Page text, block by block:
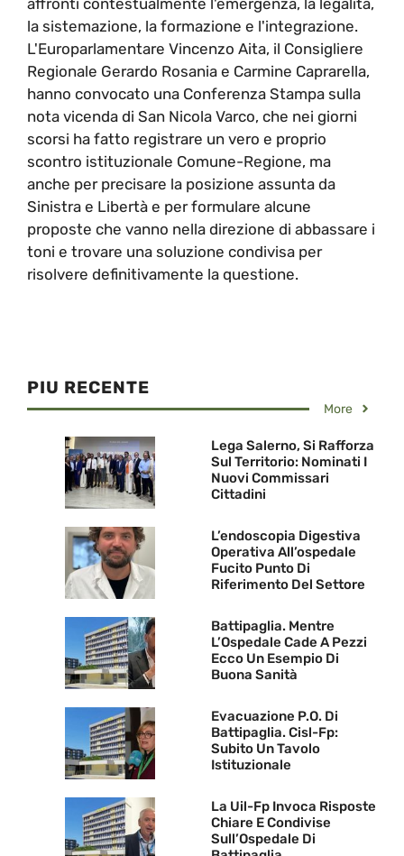
la sistemazione, la formazione e l'integrazione.
L'Europarlamentare Vincenzo Aita, il Consigliere
Regionale Gerardo Rosania e Carmine Caprarella,
hanno convocato una Conferenza Stampa sulla
nota vicenda di San Nicola Varco, che nei giorni
scorsi ha fatto registrare un vero e proprio
scontro istituzionale Comune-Regione, ma
anche per precisare la posizione assunta da
Sinistra e Libertà e per formulare alcune
proposte che vanno nella direzione di abbassare i
toni e trovare una soluzione condivisa per
risolvere definitivamente la questione.
PIU RECENTE
More
Lega Salerno, Si Rafforza
Sul Territorio: Nominati I
Nuovi Commissari
Cittadini
L’endoscopia Digestiva
Operativa All’ospedale
Fucito Punto Di
Riferimento Del Settore
Battipaglia. Mentre
L’Ospedale Cade A Pezzi
Ecco Un Esempio Di
Buona Sanità
Evacuazione P.O. Di
Battipaglia. Cisl-Fp:
Subito Un Tavolo
Istituzionale
La Uil-Fp Invoca Risposte
Chiare E Condivise
Sull’Ospedale Di